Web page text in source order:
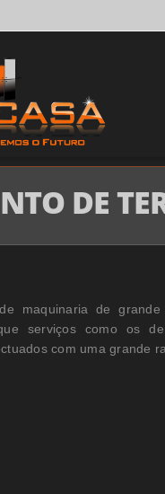
DE
maquinaria de
serviços como os
com uma grande